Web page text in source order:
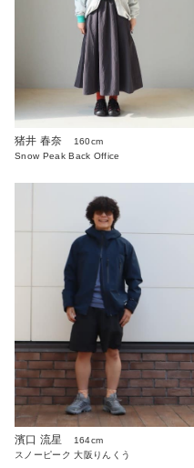
猪井 春奈
160cm
Snow Peak Back Office
濱口 流星
164cm
スノーピーク 大阪りんくう